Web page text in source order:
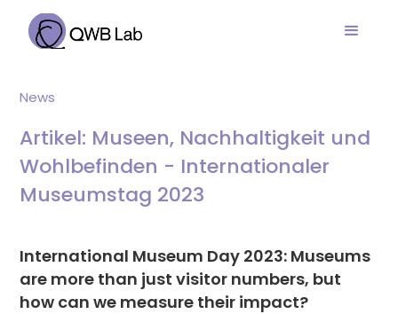
News
Artikel: Museen, Nachhaltigkeit und
Wohlbefinden - Internationaler
Museumstag 2023
International Museum Day 2023: Museums
are more than just visitor numbers, but
how can we measure their impact?